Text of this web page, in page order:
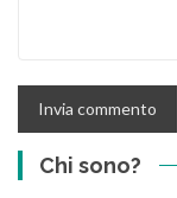
Chi sono?